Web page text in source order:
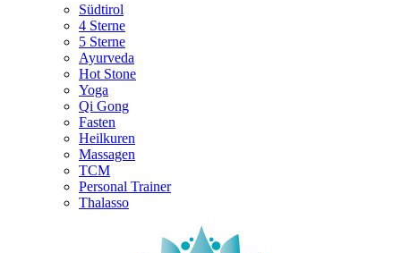
Südtirol
4 Sterne
5 Sterne
Ayurveda
Hot Stone
Yoga
Qi Gong
Fasten
Heilkuren
Massagen
TCM
Personal Trainer
Thalasso